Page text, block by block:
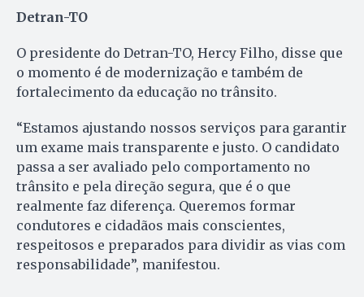
Detran-TO
O presidente do Detran-TO, Hercy Filho, disse que
o momento é de modernização e também de
fortalecimento da educação no trânsito.
“Estamos ajustando nossos serviços para garantir
um exame mais transparente e justo. O candidato
passa a ser avaliado pelo comportamento no
trânsito e pela direção segura, que é o que
realmente faz diferença. Queremos formar
condutores e cidadãos mais conscientes,
respeitosos e preparados para dividir as vias com
responsabilidade”, manifestou.